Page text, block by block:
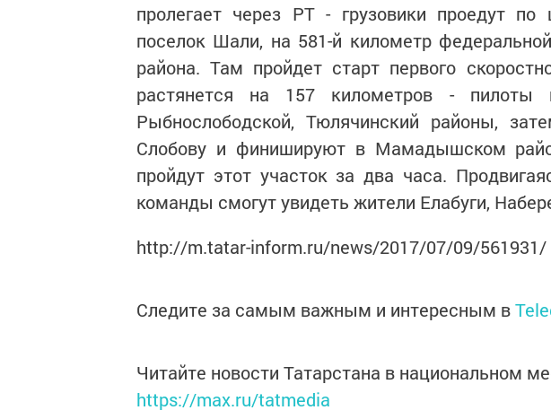
пролегает через РТ - грузовики проедут по
поселок Шали, на 581-й километр
района. Там пройдет старт первого
растянется на 157 километров - пилоты
Рыбнослободской, Тюлячинский районы,
Слобову и финишируют в Мамадышском
пройдут этот участок за два часа.
команды смогут увидеть жители Елабуги,
http://m.tatar-inform.ru/news/2017/07/09/561931/
Следите за самым важным и интересным в
Читайте новости Татарстана в национальном
https://max.ru/tatmedia